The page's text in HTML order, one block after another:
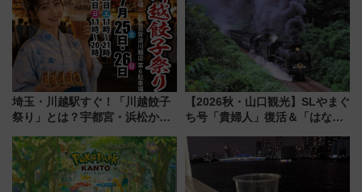
埼玉・川越駅すぐ！「川越餃子
祭り」とは？宇都宮・浜松から
を食べ比べ【7月25日・26日開
催】
【2026秋・山口観光】SLやまぐ
ち号「貴婦人」復活＆「はなあ
注目観光列車まとめ きっぷの取
り方は？